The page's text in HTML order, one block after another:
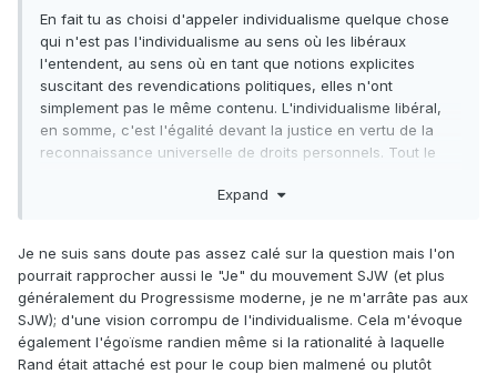
En fait tu as choisi d'appeler individualisme quelque chose
qui n'est pas l'individualisme au sens où les libéraux
l'entendent, au sens où en tant que notions explicites
suscitant des revendications politiques, elles n'ont
simplement pas le même contenu. L'individualisme libéral,
en somme, c'est l'égalité devant la justice en vertu de la
reconnaissance universelle de droits personnels. Tout le
manifestation s'est construit en remettant en cause cet
niveau psychologique et dans l'histoire des conceptions
(par opposition à un niveau conceptuel et logique), ce
qu'on pourrait appeler l'égoïsme ou l'égocentrisme SJW
descent, provient, ou est l'émanation de la même
conception que celle qui a produit l'individualisme libéral.
Expand
Je ne suis sans doute pas assez calé sur la question mais l'on
pourrait rapprocher aussi le "Je" du mouvement SJW (et plus
généralement du Progressisme moderne, je ne m'arrâte pas aux
SJW); d'une vision corrompu de l'individualisme. Cela m'évoque
également l'égoïsme randien même si la rationalité à laquelle
Rand était attaché est pour le coup bien malmené ou plutôt